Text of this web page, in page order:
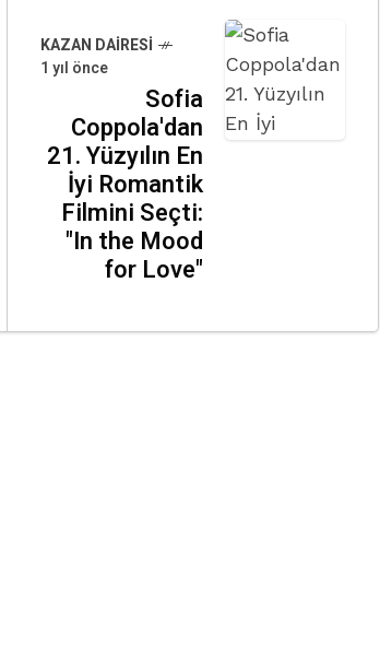
KAZAN DAIRESI
1 yıl önce
Sofia
Coppola'dan
21. Yüzyılın En
İyi Romantik
Filmini Seçti:
"In the Mood
for Love"